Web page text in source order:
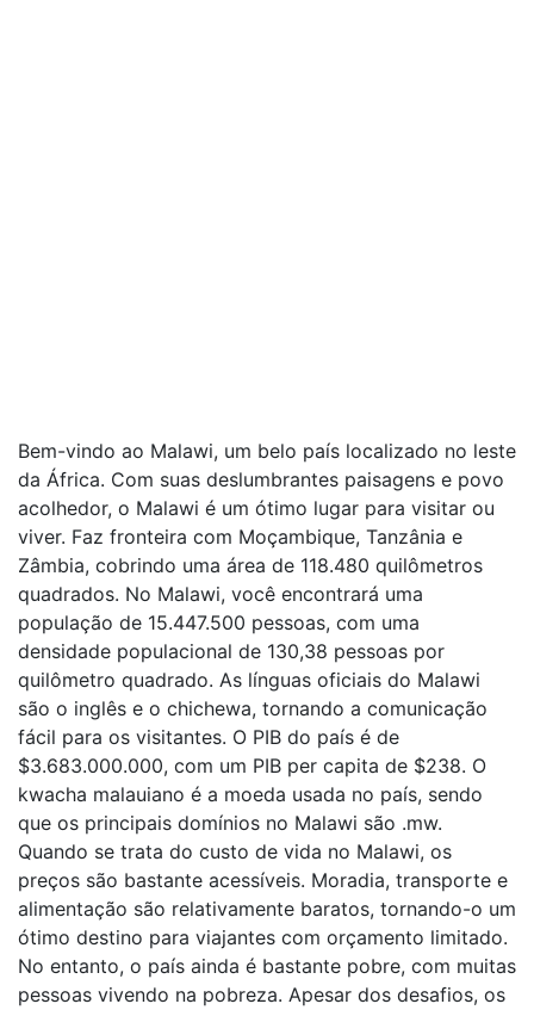
Bem-vindo ao Malawi, um belo país localizado no leste
da África. Com suas deslumbrantes paisagens e povo
acolhedor, o Malawi é um ótimo lugar para visitar ou
viver. Faz fronteira com Moçambique, Tanzânia e
Zâmbia, cobrindo uma área de 118.480 quilômetros
quadrados. No Malawi, você encontrará uma
população de 15.447.500 pessoas, com uma
densidade populacional de 130,38 pessoas por
quilômetro quadrado. As línguas oficiais do Malawi
são o inglês e o chichewa, tornando a comunicação
fácil para os visitantes. O PIB do país é de
$3.683.000.000, com um PIB per capita de $238. O
kwacha malauiano é a moeda usada no país, sendo
que os principais domínios no Malawi são .mw.
Quando se trata do custo de vida no Malawi, os
preços são bastante acessíveis. Moradia, transporte e
alimentação são relativamente baratos, tornando-o um
ótimo destino para viajantes com orçamento limitado.
No entanto, o país ainda é bastante pobre, com muitas
pessoas vivendo na pobreza. Apesar dos desafios, os